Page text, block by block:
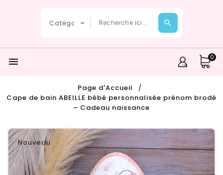
 0
Page d'Accueil
Cape de bain ABEILLE bébé personnalisée prénom brodé
– Cadeau naissance
Nouveau